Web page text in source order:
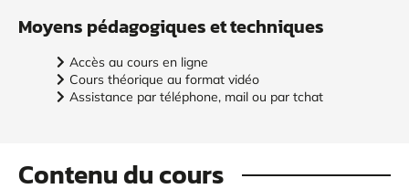
Moyens pédagogiques et techniques
Accès au cours en ligne
Cours théorique au format vidéo
Assistance par téléphone, mail ou par tchat
Contenu du cours